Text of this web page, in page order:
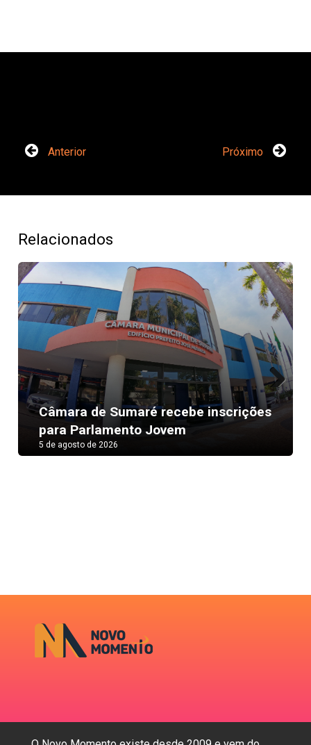
Anterior Próximo
Relacionados
Câmara de Sumaré recebe inscrições
para Parlamento Jovem
5 de agosto de 2026
Next